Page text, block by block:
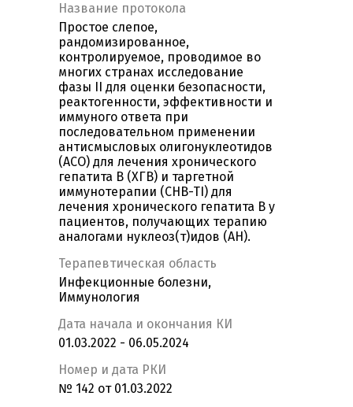
Название протокола
Простое слепое,
рандомизированное,
контролируемое, проводимое во
многих странах исследование
фазы II для оценки безопасности,
реактогенности, эффективности и
иммуного ответа при
последовательном применении
антисмысловых олигонуклеотидов
(АСО) для лечения хронического
гепатита В (ХГВ) и таргетной
иммунотерапии (CHB-TI) для
лечения хронического гепатита В у
пациентов, получающих терапию
аналогами нуклеоз(т)идов (АН).
Терапевтическая область
Инфекционные болезни,
Иммунология
Дата начала и окончания КИ
01.03.2022 - 06.05.2024
Номер и дата РКИ
№ 142 от 01.03.2022